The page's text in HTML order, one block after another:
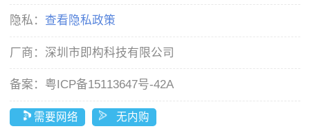
隐私： 查看隐私政策
厂商： 深圳市即构科技有限公司
备案： 粤ICP备15113647号-42A
需要网络 无内购